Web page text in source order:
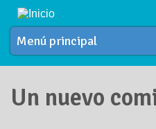
Pasar al contenido principal
Menú principal
Un nuevo